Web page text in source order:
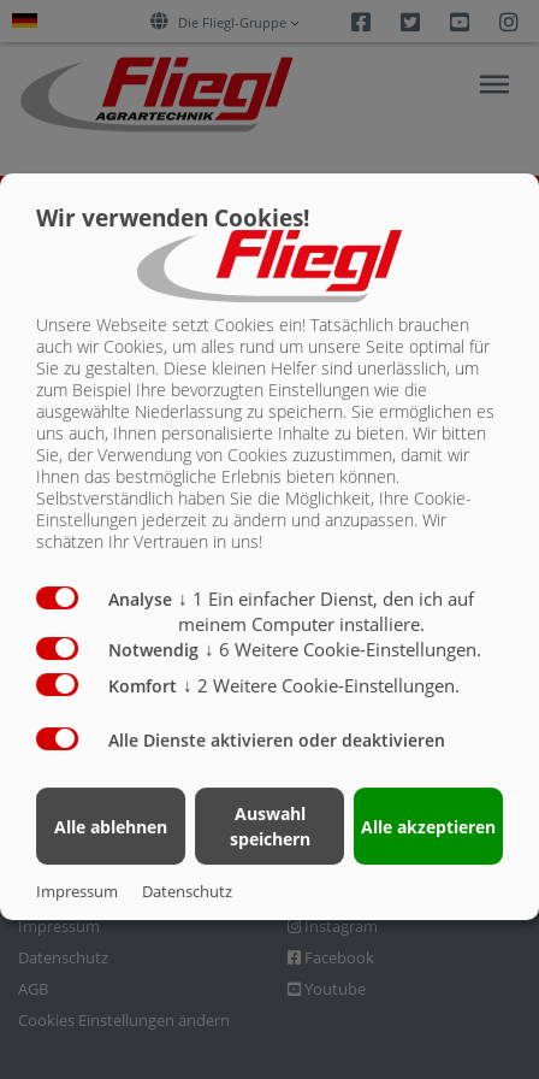
Die Fliegl-Gruppe Facebook
Twitter
PRODUKTE
SERVICES
KARRIERE
UNTERNEHMEN
KONTAKT
Unternehmen
Kontakt
Fliegl Agrartechnik GmbH
Bürgermeister-Boch-Str. 1
D-84453 Mühldorf a. Inn
Tel.: +49 (0) 8631 307-0
Fax: +49 (0) 8631 307-550
E-Mail: info(at)fliegl.com
Fliegl Gruppe
Fliegl Agrartechnik
Fliegl Baukom
Fliegl Agro-Center
Fliegl Fahrzeugbau
RPS Trailer Rental
Rechtliches
Impressum
Datenschutz
AGB
Cookies Einstellungen ändern
Instagram
Facebook
Youtube
Wir verwenden Cookies!
Unsere Webseite setzt Cookies ein! Tatsächlich brauchen
auch wir Cookies, um alles rund um unsere Seite optimal für
Sie zu gestalten. Diese kleinen Helfer sind unerlässlich, um
zum Beispiel Ihre bevorzugten Einstellungen wie die
ausgewählte Niederlassung zu speichern. Sie ermöglichen es
uns auch, Ihnen personalisierte Inhalte zu bieten. Wir bitten
Sie, der Verwendung von Cookies zuzustimmen, damit wir
Ihnen das bestmögliche Erlebnis bieten können.
Selbstverständlich haben Sie die Möglichkeit, Ihre Cookie-
Einstellungen jederzeit zu ändern und anzupassen. Wir
schätzen Ihr Vertrauen in uns!
Analyse ↓ 1 Ein einfacher Dienst, den ich auf
meinem Computer installiere.
Notwendig ↓ 6 Weitere Cookie-Einstellungen.
Komfort ↓ 2 Weitere Cookie-Einstellungen.
Alle Dienste aktivieren oder deaktivieren
Alle ablehnen
Auswahl
speichern
Alle akzeptieren
Impressum Datenschutz